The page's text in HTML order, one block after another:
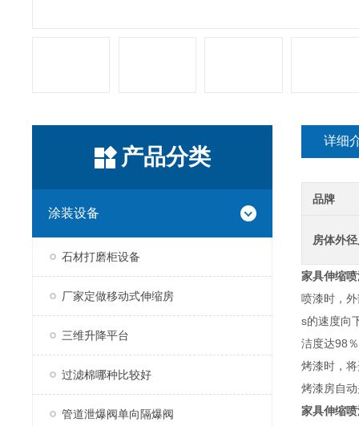
产品分类
涂装设备
石材打磨柜设备
厂家定做移动式伸缩房
三维升降平台
过滤棉哪种比较好
管道泄爆阀单向隔爆阀
详细
品牌
房体外
家具伸缩
喷漆时，
s的速度向
洁度达98
烤漆时，
烤漆房自
家具伸缩